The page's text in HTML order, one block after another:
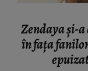
Zendaya și-
în fața